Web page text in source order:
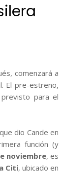
comenzará a
El pre-estreno,
para el
dio Cande en
función (y
noviembre, es
Citi, ubicado en